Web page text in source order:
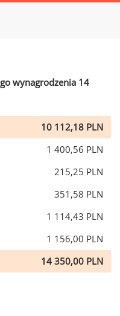
wynagrodzenia 14
10 112,18 PLN
1 400,56 PLN
215,25 PLN
351,58 PLN
1 114,43 PLN
1 156,00 PLN
14 350,00 PLN